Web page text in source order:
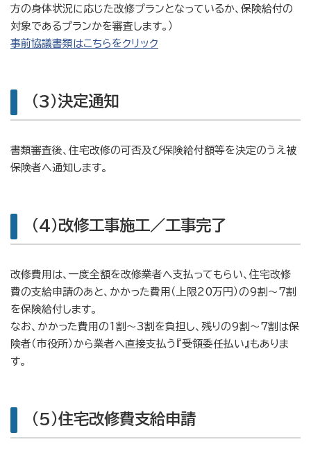
方の身体状況に応じた改修プランとなっているか、保険給付の
対象であるプランかを審査します。）
事前協議書類はこちらをクリック
(3)決定通知
書類審査後、住宅改修の可否及び保険給付額等を決定のうえ被
保険者へ通知します。
(4)改修工事施工／工事完了
改修費用は、一度全額を改修業者へ支払ってもらい、住宅改修
費の支給申請のあと、かかった費用（上限20万円）の9割～7割
を保険給付します。
なお、かかった費用の1割～3割を負担し、残りの9割～7割は保
険者（市役所）から業者へ直接支払う『受領委任払い』もありま
す。
(5)住宅改修費支給申請